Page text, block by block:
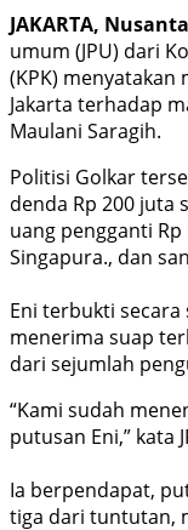
JAKARTA,
umum (JPU) dari
(KPK)
Jakarta terhadap
Maulani Saragih.
Politisi Golkar
denda Rp 200 juta
uang pengganti
Singapura., dan
Eni terbukti secara
menerima suap
dari sejumlah
“Kami sudah
putusan Eni,” kata
Ia berpendapat,
tiga dari tuntutan,